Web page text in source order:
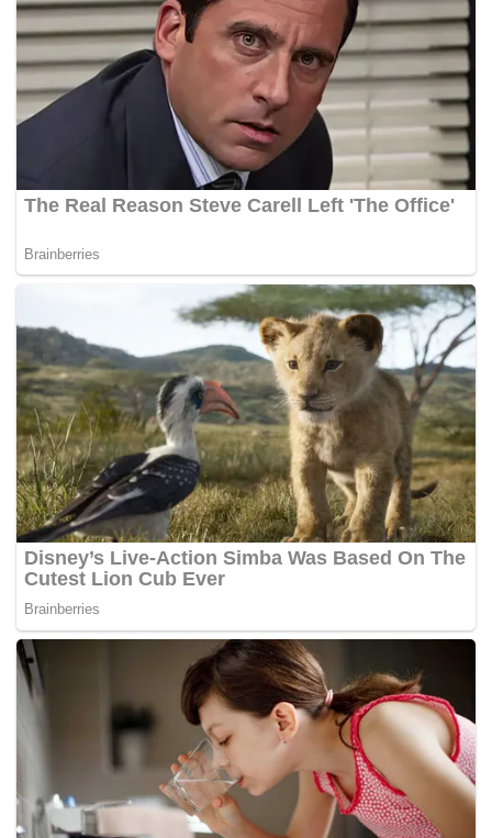
untuk membuat rayuan di bawah Klausa 14 Prosedur
Kehakiman BWF.
Tempoh penggantungan ke atas dua pemain itu bermula
dari 12 Januari lalu di mana kali pertama mereka
dikenakan penggantungan sementara oleh BWF selepas
kedua pemain dihidu terlibat dengan aktiviti rasuah.
itu dalam sukan badminton di mana Zulfadli dan Chun
Seang masing-masing sudah berumur 25 dan 31 tahun.
Untuk makluman, kedua pemain tersebut merupakan
pemain bebas dan bukan pemain di bawah naungan
Persatuan Badminton Malaysia (BAM).
Zulfadli mula dikenali peminat badminton Malaysia
selepas menjuarai Kejohanan Dunia Remaja pada tahun
2011 menwaskan Viktor Axelsen di pusingan akhir.
Bagaimanapun, prestasi Zulkifli selepas tu dilihat
Manakala pemain yang ditewaskannya, Axelsen
menunjukkan peningkatan prestasi yang tinggi sehingga
menjadi pemain nombor satu dunia mengikut ranking
pemain perseorangan lelaki BWF. – MYNEWSHUB.CC/EZ